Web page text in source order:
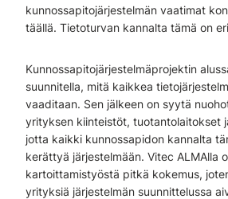
kunnossapitojärjestelmän vaatimat
täällä. Tietoturvan kannalta tämä on
Kunnossapitojärjestelmäprojektin
suunnitella, mitä kaikkea
vaaditaan. Sen jälkeen on syytä
yrityksen kiinteistöt, tuotantolaitokset
jotta kaikki kunnossapidon kannalta
kerättyä järjestelmään. Vitec ALMAlla
kartoittamistyöstä pitkä kokemus,
yrityksiä järjestelmän suunnittelussa